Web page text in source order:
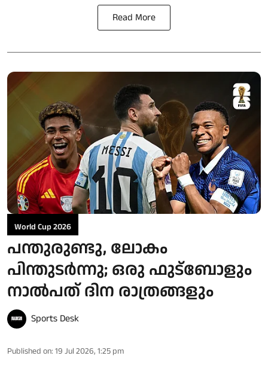
Read More
World Cup 2026
പന്തുരുണ്ടു, ലോകം
പിന്തുടര്‍ന്നു; ഒരു ഫുട്‌ബോളും
നാല്‍പത് ദിന രാത്രങ്ങളും
Sports Desk
Published on: 19 Jul 2026, 1:25 pm